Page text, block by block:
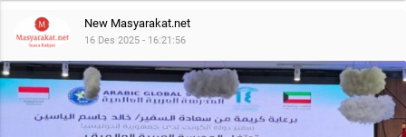
New Masyarakat.net
16 Des 2025 - 16:21:56